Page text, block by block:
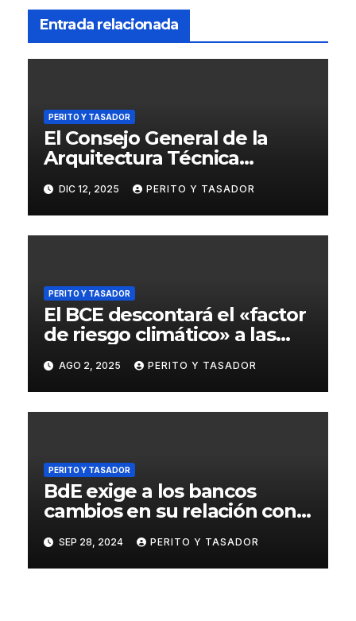
Entrada relacionada
PERITO Y TASADOR
El Consejo General de la
Arquitectura Técnica
tasadores hipotecarios
DIC 12, 2025 PERITO Y TASADOR
PERITO Y TASADOR
El BCE descontará el «factor
de riesgo climático» a las
UEAGO 2, 2025 PERITO Y TASADOR
PERITO Y TASADOR
BdE exige a los bancos
cambios en su relación con
SEP 28, 2024 PERITO Y TASADOR